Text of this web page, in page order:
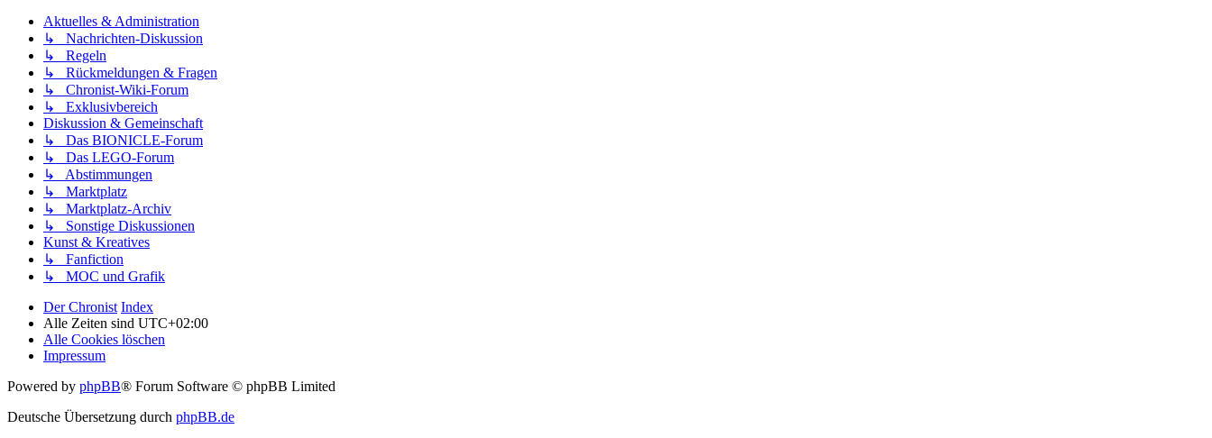
Aktuelles & Administration
↳ Nachrichten-Diskussion
↳ Regeln
↳ Rückmeldungen & Fragen
↳ Chronist-Wiki-Forum
↳ Exklusivbereich
Diskussion & Gemeinschaft
↳ Das BIONICLE-Forum
↳ Das LEGO-Forum
↳ Abstimmungen
↳ Marktplatz
↳ Marktplatz-Archiv
↳ Sonstige Diskussionen
Kunst & Kreatives
↳ Fanfiction
↳ MOC und Grafik
Der Chronist Index
Alle Zeiten sind UTC+02:00
Alle Cookies löschen
Impressum
Powered by phpBB® Forum Software © phpBB Limited
Deutsche Übersetzung durch phpBB.de